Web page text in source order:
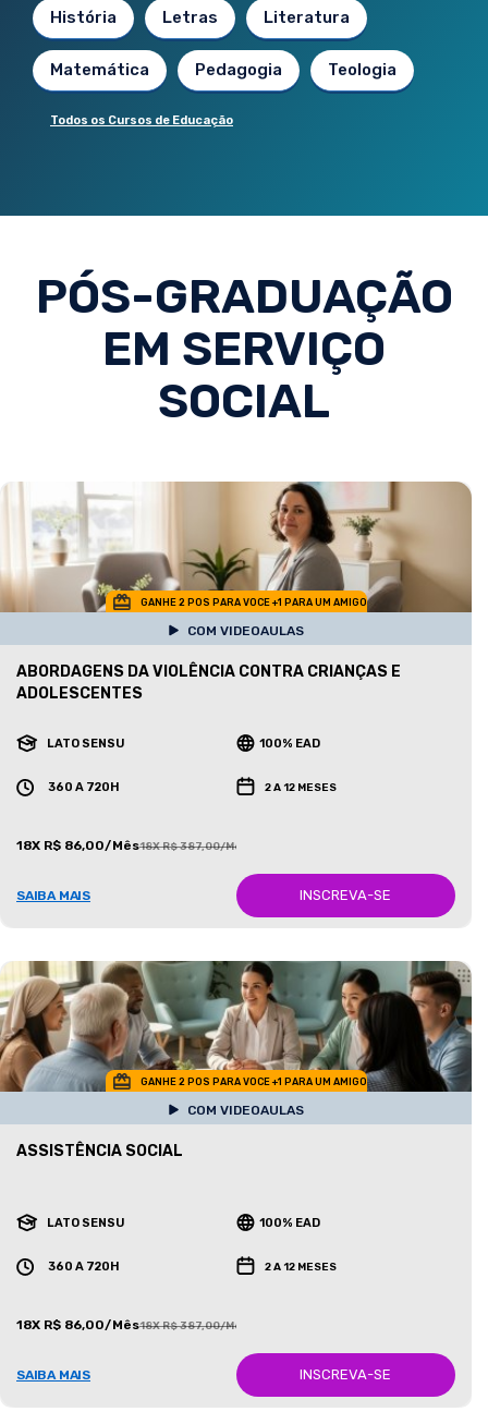
História Letras Literatura
Matemática Pedagogia Teologia
Todos os Cursos de Educação
PÓS-GRADUAÇÃO
EM SERVIÇO
SOCIAL
GANHE 2 POS PARA VOCE +1 PARA UM AMIGO
COM VIDEOAULAS
ABORDAGENS DA VIOLÊNCIA CONTRA CRIANÇAS E
ADOLESCENTES
LATO SENSU 100% EAD
360 A 720H 2 A 12 MESES
18X R$ 86,00/Mês18X R$ 387,00/Mês
SAIBA MAIS INSCREVA-SE
GANHE 2 POS PARA VOCE +1 PARA UM AMIGO
COM VIDEOAULAS
ASSISTÊNCIA SOCIAL
LATO SENSU 100% EAD
360 A 720H 2 A 12 MESES
18X R$ 86,00/Mês18X R$ 387,00/Mês
SAIBA MAIS INSCREVA-SE